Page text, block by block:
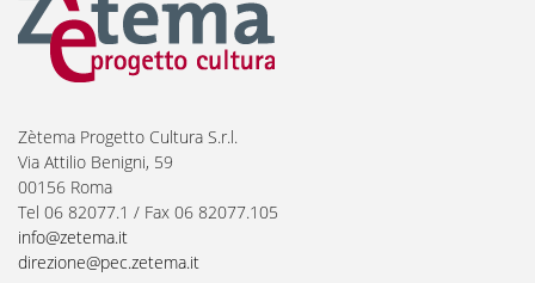
Zètema Progetto Cultura S.r.l.
Via Attilio Benigni, 59
00156 Roma
Tel 06 82077.1 / Fax 06 82077.105
info@zetema.it
direzione@pec.zetema.it